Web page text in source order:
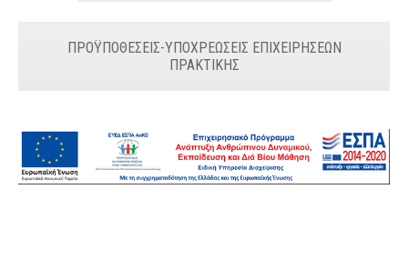
ΠΡΟΫΠΟΘΕΣΕΙΣ-ΥΠΟΧΡΕΩΣΕΙΣ ΕΠΙΧΕΙΡΗΣΕΩΝ
ΠΡΑΚΤΙΚΗΣ